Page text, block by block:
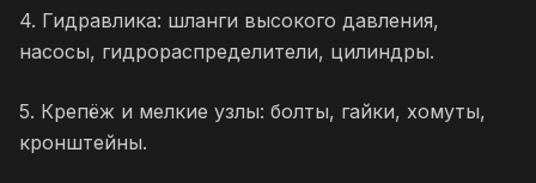
4. Гидравлика: шланги высокого давления,
насосы, гидрораспределители, цилиндры.
5. Крепёж и мелкие узлы: болты, гайки, хомуты,
кронштейны.